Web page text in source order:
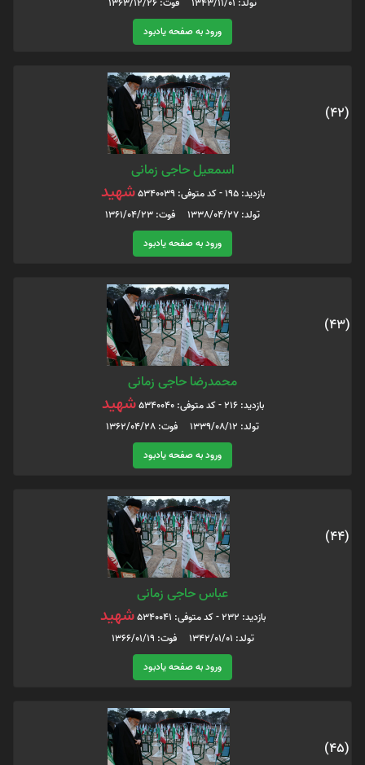
ورود به صفحه یادبود
(42)
اسمعیل حاجی زمانی
بازدید: 195 - کد متوفی: 5340039 شهید
تولد: 1338/04/27 فوت: 1361/04/23
ورود به صفحه یادبود
(43)
محمدرضا حاجی زمانی
بازدید: 216 - کد متوفی: 5340040 شهید
تولد: 1339/08/12 فوت: 1362/04/28
ورود به صفحه یادبود
(44)
عباس حاجی زمانی
بازدید: 232 - کد متوفی: 5340041 شهید
تولد: 1342/01/01 فوت: 1366/01/19
ورود به صفحه یادبود
(45)